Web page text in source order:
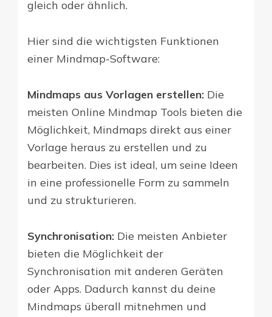
gleich oder ähnlich.
Hier sind die wichtigsten Funktionen
einer Mindmap-Software:
Mindmaps aus Vorlagen erstellen: Die
meisten Online Mindmap Tools bieten die
Möglichkeit, Mindmaps direkt aus einer
Vorlage heraus zu erstellen und zu
bearbeiten. Dies ist ideal, um seine Ideen
in eine professionelle Form zu sammeln
und zu strukturieren.
Synchronisation: Die meisten Anbieter
bieten die Möglichkeit der
Synchronisation mit anderen Geräten
oder Apps. Dadurch kannst du deine
Mindmaps überall mitnehmen und